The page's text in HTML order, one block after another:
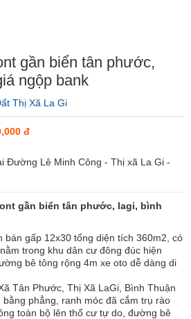
gần biển tân phước,
ngộp bank
Thị Xã La Gi
đ
Đường Lê Minh Công - Thị xã La Gi -
gần biển tân phước, lagi, bình
bán gấp 12x30 tổng diện tích 360m2, có
trong khu dân cư đông đúc hiện
bê tông rộng 4m xe oto dễ dàng di
Tân Phước, Thị Xã LaGi, Bình Thuận
phẳng, ranh móc đã cắm trụ rào
toàn bộ lên thổ cư tự do, đường bê